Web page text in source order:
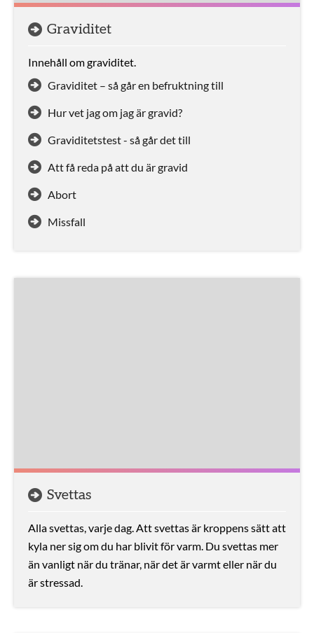
Graviditet
Innehåll om graviditet.
Graviditet – så går en befruktning till
Hur vet jag om jag är gravid?
Graviditetstest - så går det till
Att få reda på att du är gravid
Abort
Missfall
Svettas
Alla svettas, varje dag. Att svettas är kroppens sätt att
kyla ner sig om du har blivit för varm. Du svettas mer
än vanligt när du tränar, när det är varmt eller när du
är stressad.